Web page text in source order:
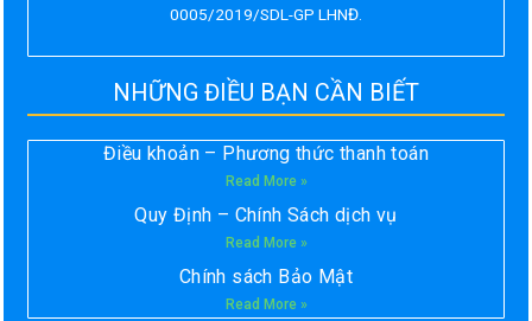
0005/2019/SDL-GP LHNĐ.
NHỮNG ĐIỀU BẠN CẦN BIẾT
Điều khoản – Phương thức thanh toán
Read More »
Quy Định – Chính Sách dịch vụ
Read More »
Chính sách Bảo Mật
Read More »